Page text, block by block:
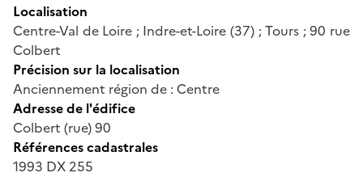
Localisation
Centre-Val de Loire ; Indre-et-Loire (37) ; Tours ; 90 rue
Colbert
Précision sur la localisation
Anciennement région de : Centre
Adresse de l'édifice
Colbert (rue) 90
Références cadastrales
1993 DX 255